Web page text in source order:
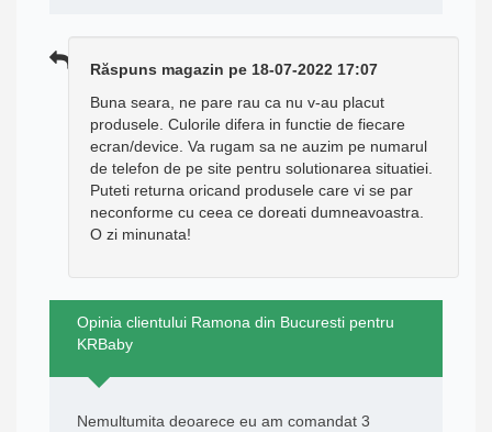
Răspuns magazin pe 18-07-2022 17:07
Buna seara, ne pare rau ca nu v-au placut
produsele. Culorile difera in functie de fiecare
ecran/device. Va rugam sa ne auzim pe numarul
de telefon de pe site pentru solutionarea situatiei.
Puteti returna oricand produsele care vi se par
neconforme cu ceea ce doreati dumneavoastra.
O zi minunata!
Opinia clientului Ramona din Bucuresti pentru
KRBaby
Nemultumita deoarece eu am comandat 3